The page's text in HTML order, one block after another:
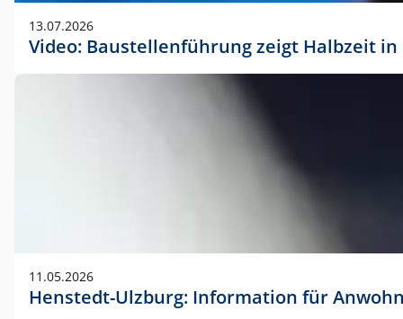
13.07.2026
Video: Baustellenführung zeigt Halbzeit
11.05.2026
Henstedt-Ulzburg: Information für